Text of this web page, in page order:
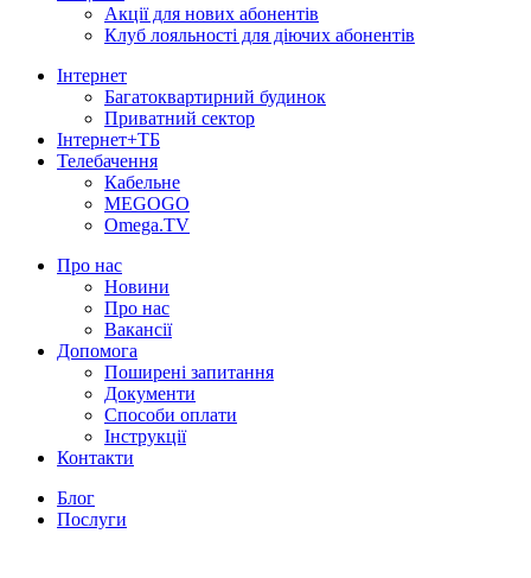
Акції для нових абонентів
Клуб лояльності для діючих абонентів
Інтернет
Багатоквартирний будинок
Приватний сектор
Інтернет+ТБ
Телебачення
Кабельне
MEGOGO
Omega.TV
Про нас
Новини
Про нас
Вакансії
Допомога
Поширені запитання
Документи
Способи оплати
Інструкції
Контакти
Блог
Послуги